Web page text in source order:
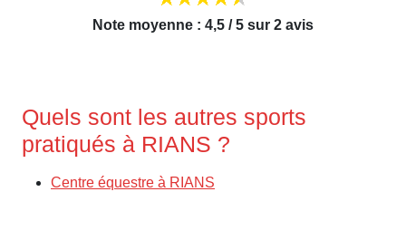
Note moyenne : 4,5 / 5 sur 2 avis
Quels sont les autres sports
pratiqués à RIANS ?
Centre équestre à RIANS